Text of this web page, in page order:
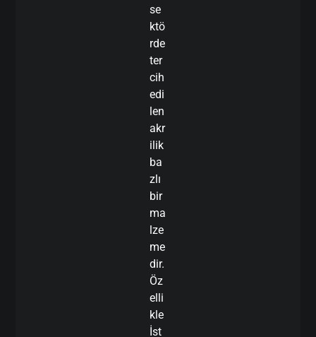
se
ktö
rde
ter
cih
edi
len
akr
ilik
ba
zlı
bir
ma
lze
me
dir.
Öz
elli
kle
İst